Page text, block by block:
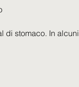
di stomaco. In alcuni